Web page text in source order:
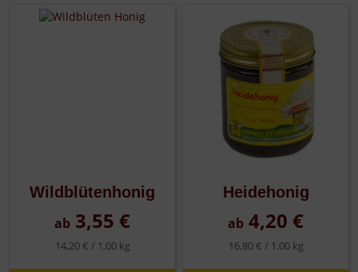
Wildblütenhonig
ab 3,55 €
14,20 € / 1,00 kg
Heidehonig
ab 4,20 €
16,80 € / 1,00 kg